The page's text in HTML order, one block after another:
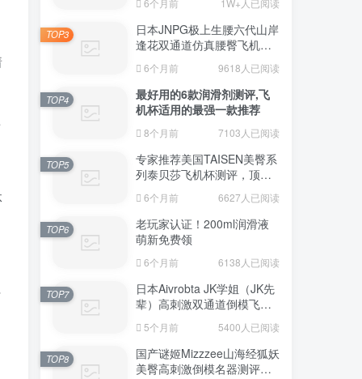
6个月前 1W+人已阅读
日本JNPG极上生腰六代山岸
逢花双通道仿真腰臀飞机杯
致真实感的资深玩家
6个月前 9618人已阅读
TOP3
最好用的6款润滑剂测评,飞
机杯适用的最强一款推荐
8个月前 7103人已阅读
TOP4
专家推荐美国TAISEN美臀系
列泰贝莎飞机杯测评，顶级
品质带来极致享受!
6个月前 6627人已阅读
TOP5
老玩家认证！200ml润滑液
萌新免费领
6个月前 6138人已阅读
TOP6
日本Aivrobta JK学姐（JK先
辈）高刺激双通道倒模飞机
杯深度测评报告
5个月前 5400人已阅读
TOP7
国产谜姬Mizzzee山海经狐妖
美臀高刺激倒模名器测评报
TOP8